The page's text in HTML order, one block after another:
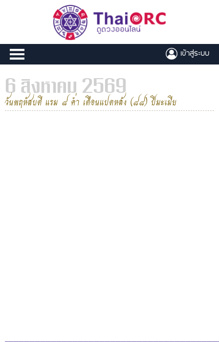
เข้าสู่ระบบ
6 สิงหาคม 2569
วันพฤหัสบดี แรม ๘ ค่ำ เดือนแปดหลัง (๘๘) ปีมะเมีย